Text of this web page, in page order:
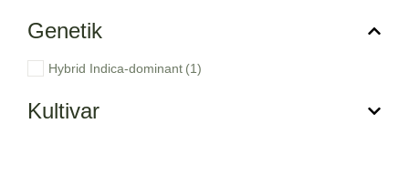
Genetik
Hybrid Indica-dominant (1)
Kultivar